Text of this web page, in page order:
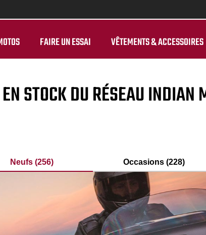
FAIRE UN ESSAI VÊTEMENTS & ACCESSOIRES
STOCK DU RÉSEAU INDIAN
Neufs (256) Occasions (228)